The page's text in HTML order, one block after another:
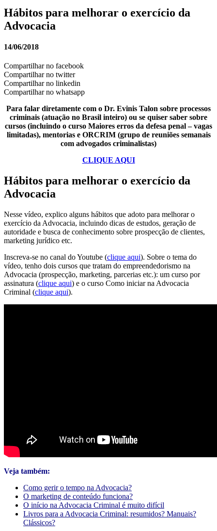
Hábitos para melhorar o exercício da
Advocacia
14/06/2018
Compartilhar no facebook
Compartilhar no twitter
Compartilhar no linkedin
Compartilhar no whatsapp
Para falar diretamente com o Dr. Evinis Talon sobre processos
criminais (atuação no Brasil inteiro) ou se quiser saber sobre
cursos (incluindo o curso Maiores erros da defesa penal – vagas
limitadas), mentorias e ORCRIM (grupo de reuniões semanais
com advogados criminalistas)
CLIQUE AQUI
Hábitos para melhorar o exercício da
Advocacia
Nesse vídeo, explico alguns hábitos que adoto para melhorar o
exercício da Advocacia, incluindo dicas de estudos, geração de
autoridade e busca de conhecimento sobre prospecção de clientes,
marketing jurídico etc.
Inscreva-se no canal do Youtube (clique aqui). Sobre o tema do
vídeo, tenho dois cursos que tratam do empreendedorismo na
Advocacia (prospecção, marketing, parcerias etc.): um curso por
assinatura (clique aqui) e o curso Como iniciar na Advocacia
Criminal (clique aqui).
Veja também:
Como gerir o tempo na Advocacia?
O marketing de conteúdo funciona?
O início na Advocacia Criminal é muito difícil
Livros para a Advocacia Criminal: resumidos? Manuais?
Clássicos?